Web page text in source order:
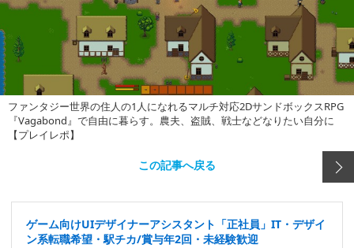
ファンタジー世界の住人の1人になれるマルチ対応2DサンドボックスRPG
『Vagabond』で自由に暮らす。農夫、盗賊、戦士などなりたい自分に
【プレイレポ】
この記事へ戻る
ゲーム向けUIデザイナーアシスタント「正社員」IT・デザイ
ン系転職希望・駅チカ/賞与年2回・未経験歓迎